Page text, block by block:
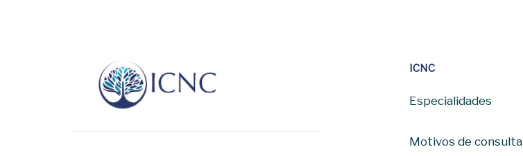
ICNC
Especialidades
Motivos de consulta